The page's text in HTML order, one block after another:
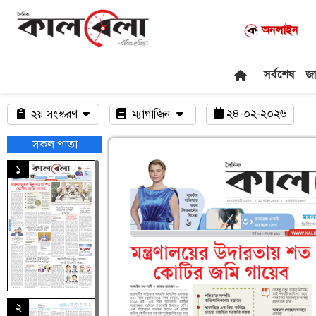
অনলাইন
সর্বশেষ
২য় সংস্করণ
সকল পাতা
১
২
ম্যাগাজিন ২৪-০২-২০২৬